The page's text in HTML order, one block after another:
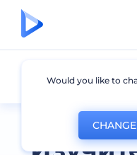
Призрак
Would you like to
CHANGE